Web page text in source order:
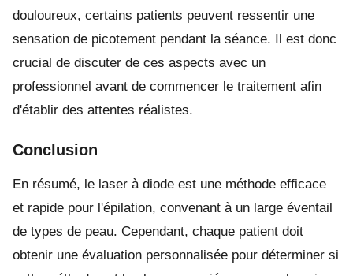
douloureux, certains patients peuvent ressentir une
sensation de picotement pendant la séance. Il est donc
crucial de discuter de ces aspects avec un
professionnel avant de commencer le traitement afin
d'établir des attentes réalistes.
Conclusion
En résumé, le laser à diode est une méthode efficace
et rapide pour l'épilation, convenant à un large éventail
de types de peau. Cependant, chaque patient doit
obtenir une évaluation personnalisée pour déterminer si